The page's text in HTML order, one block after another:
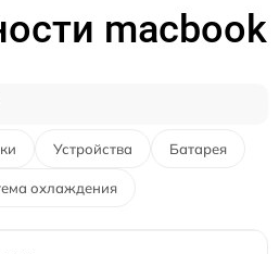
macbook
Устройства Батарея
охлаждения